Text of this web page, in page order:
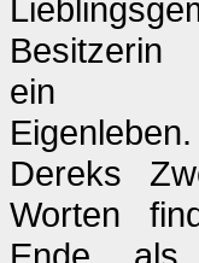
Besitzerin
ein
Dereks
Worten